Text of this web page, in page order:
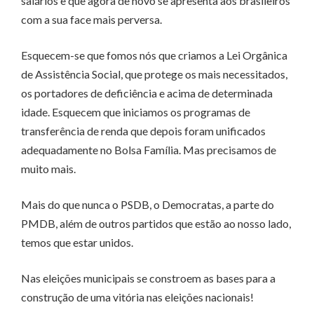
com a sua face mais perversa.
Esquecem-se que fomos nós que criamos a Lei Orgânica
de Assistência Social, que protege os mais necessitados,
os portadores de deficiência e acima de determinada
idade. Esquecem que iniciamos os programas de
transferência de renda que depois foram unificados
adequadamente no Bolsa Família. Mas precisamos de
muito mais.
Mais do que nunca o PSDB, o Democratas, a parte do
PMDB, além de outros partidos que estão ao nosso lado,
temos que estar unidos.
Nas eleições municipais se constroem as bases para a
construção de uma vitória nas eleições nacionais!